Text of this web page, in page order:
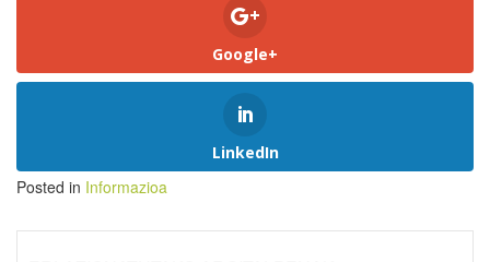
Google+
LinkedIn
Posted in Informazioa